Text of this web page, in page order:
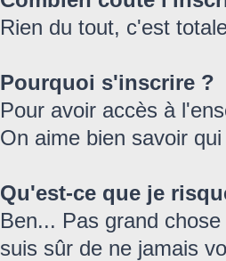
Rien du tout, c'est
Pourquoi s'inscrire ?
Pour avoir accès à
On aime bien savoir
Qu'est-ce que je
Ben... Pas grand
suis sûr de ne jamais